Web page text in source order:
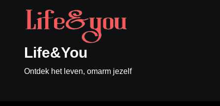
Life&You
Ontdek het leven, omarm jezelf